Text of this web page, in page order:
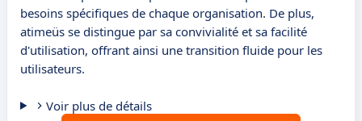
besoins spécifiques de chaque organisation. De plus,
atimeüs se distingue par sa convivialité et sa facilité
d'utilisation, offrant ainsi une transition fluide pour les
utilisateurs.
Voir plus de détails